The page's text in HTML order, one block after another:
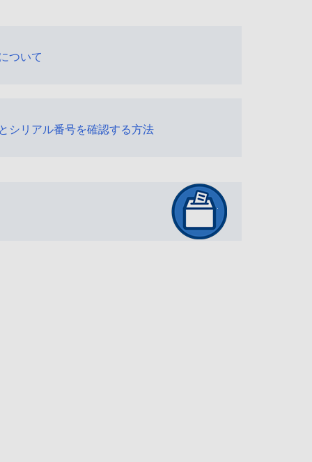
ついて
シリアル番号を確認する方法